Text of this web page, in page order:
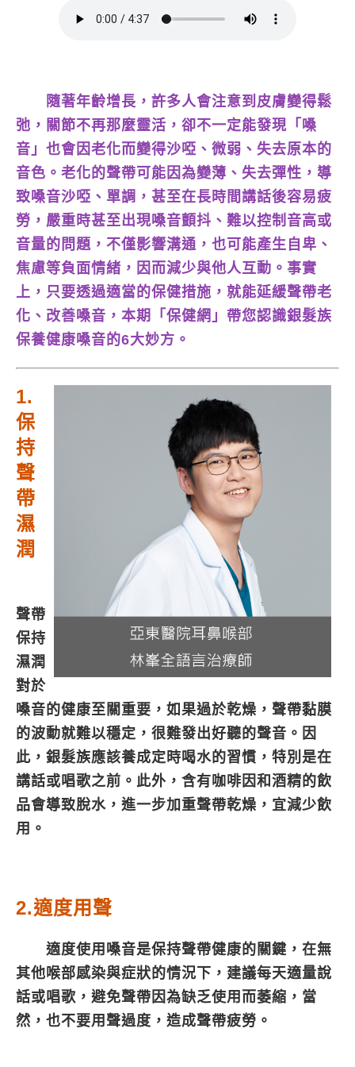
隨著年齡增長，許多人會注意到皮膚變得鬆
弛，關節不再那麼靈活，卻不一定能發現「嗓
音」也會因老化而變得沙啞、微弱、失去原本的
音色。老化的聲帶可能因為變薄、失去彈性，導
致嗓音沙啞、單調，甚至在長時間講話後容易疲
勞，嚴重時甚至出現嗓音顫抖、難以控制音高或
音量的問題，不僅影響溝通，也可能產生自卑、
焦慮等負面情緒，因而減少與他人互動。事實
上，只要透過適當的保健措施，就能延緩聲帶老
化、改善嗓音，本期「保健網」帶您認識銀髮族
保養健康嗓音的6大妙方。
1.
保
持
聲
帶
濕
潤
聲帶
保持
濕潤
對於
嗓音的健康至關重要，如果過於乾燥，聲帶黏膜
的波動就難以穩定，很難發出好聽的聲音。因
此，銀髮族應該養成定時喝水的習慣，特別是在
講話或唱歌之前。此外，含有咖啡因和酒精的飲
品會導致脫水，進一步加重聲帶乾燥，宜減少飲
用。
2.適度用聲
適度使用嗓音是保持聲帶健康的關鍵，在無
其他喉部感染與症狀的情況下，建議每天適量說
話或唱歌，避免聲帶因為缺乏使用而萎縮，當
然，也不要用聲過度，造成聲帶疲勞。